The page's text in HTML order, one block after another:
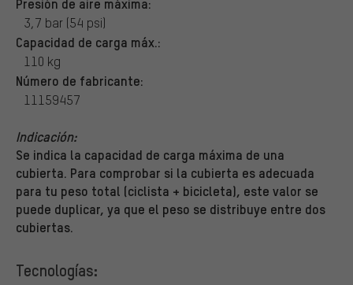
3,7 bar (54 psi)
Capacidad de carga máx.:
110 kg
Número de fabricante:
11159457
Indicación:
Se indica la capacidad de carga máxima de una
cubierta. Para comprobar si la cubierta es adecuada
para tu peso total (ciclista + bicicleta), este valor se
puede duplicar, ya que el peso se distribuye entre dos
cubiertas.
Tecnologías: